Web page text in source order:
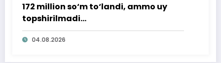
172 million so‘m to‘landi, ammo uy
topshirilmadi…
04.08.2026